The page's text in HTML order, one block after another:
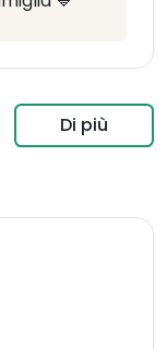
Di più